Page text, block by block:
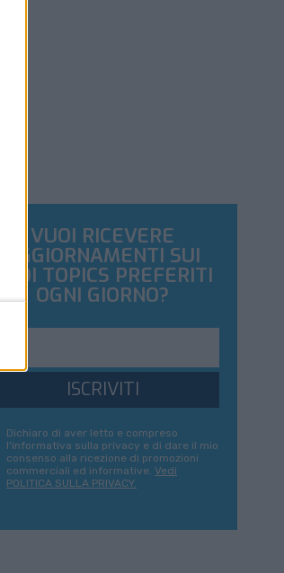
VUOI RICEVERE
AGGIORNAMENTI SUI
TUOI TOPICS PREFERITI
OGNI GIORNO?
ISCRIVITI
Dichiaro di aver letto e compreso
l'informativa sulla privacy e di dare il mio
consenso alla ricezione di promozioni
commerciali ed informative. Vedi
POLITICA SULLA PRIVACY.